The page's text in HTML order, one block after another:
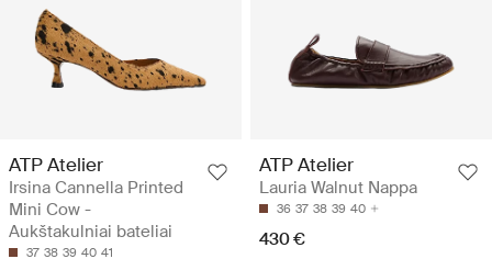
ATP Atelier
Irsina Cannella Printed
Mini Cow -
Aukštakulniai bateliai
37 38 39 40 41
ATP Atelier
Lauria Walnut Nappa
36 37 38 39 40
430 €